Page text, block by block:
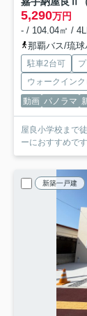
5,290万円
- / 104.04㎡ /
那覇バス/琉
駐車2台可
ウォークインク
動画 パノラマ
屋良小学校まで
ーにおすすめで
新築一戸建